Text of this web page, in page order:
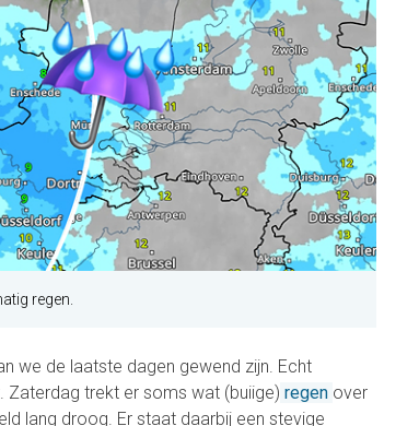
regen.
we de laatste dagen gewend zijn. Echt
trekt er soms wat (buiige) regen over
lang droog. Er staat daarbij een stevige